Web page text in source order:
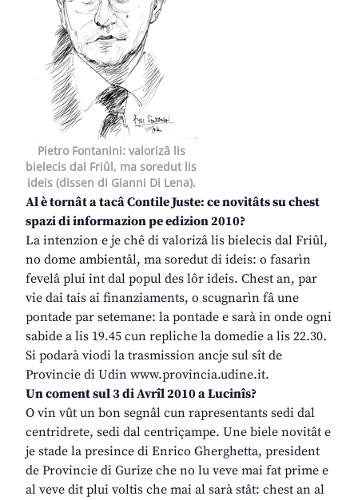
Pietro Fontanini: valorizâ lis
bielecis dal Friûl, ma soredut lis
ideis (dissen di Gianni Di Lena).
Al è tornât a tacâ Contile Juste: ce novitâts su chest
spazi di informazion pe edizion 2010?
La intenzion e je chê di valorizâ lis bielecis dal Friûl,
no dome ambientâl, ma soredut di ideis: o fasarìn
fevelâ plui int dal popul des lôr ideis. Chest an, par
vie dai tais ai finanziaments, o scugnarìn fâ une
pontade par setemane: la pontade e sarà in onde ogni
sabide a lis 19.45 cun repliche la domedie a lis 22.30.
Si podarà viodi la trasmission ancje sul sît de
Provincie di Udin www.provincia.udine.it.
Un coment sul 3 di Avrîl 2010 a Lucinîs?
O vin vût un bon segnâl cun rapresentants sedi dal
centridrete, sedi dal centriçampe. Une biele novitât e
je stade la presince di Enrico Gherghetta, president
de Provincie di Gurize che no lu veve mai fat prime e
al veve dit plui voltis che mai al sarà stât: chest an al